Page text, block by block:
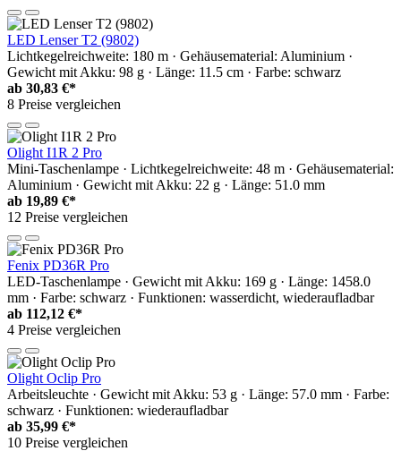
LED Lenser T2 (9802)
Lichtkegelreichweite: 180 m · Gehäusematerial: Aluminium ·
Gewicht mit Akku: 98 g · Länge: 11.5 cm · Farbe: schwarz
ab 30,83 €*
8 Preise vergleichen
Olight I1R 2 Pro
Mini-Taschenlampe · Lichtkegelreichweite: 48 m · Gehäusematerial:
Aluminium · Gewicht mit Akku: 22 g · Länge: 51.0 mm
ab 19,89 €*
12 Preise vergleichen
Fenix PD36R Pro
LED-Taschenlampe · Gewicht mit Akku: 169 g · Länge: 1458.0
mm · Farbe: schwarz · Funktionen: wasserdicht, wiederaufladbar
ab 112,12 €*
4 Preise vergleichen
Olight Oclip Pro
Arbeitsleuchte · Gewicht mit Akku: 53 g · Länge: 57.0 mm · Farbe:
schwarz · Funktionen: wiederaufladbar
ab 35,99 €*
10 Preise vergleichen